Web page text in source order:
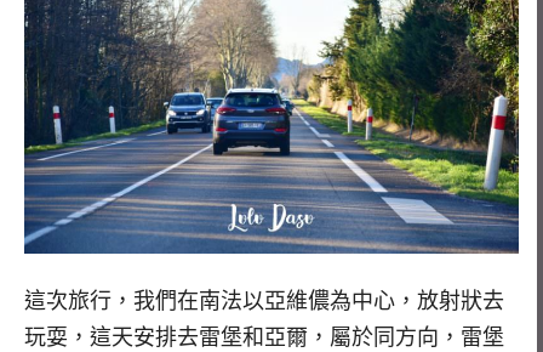
這次旅行，我們在南法以亞維儂為中心，放射狀去
玩耍，這天安排去雷堡和亞爾，屬於同方向，雷堡